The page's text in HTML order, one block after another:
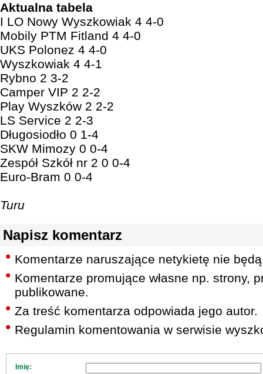
Aktualna tabela
I LO Nowy Wyszkowiak 4 4-0
Mobily PTM Fitland 4 4-0
UKS Polonez 4 4-0
Wyszkowiak 4 4-1
Rybno 2 3-2
Camper VIP 2 2-2
Play Wyszków 2 2-2
LS Service 2 2-3
Długosiodło 0 1-4
SKW Mimozy 0 0-4
Zespół Szkół nr 2 0 0-4
Euro-Bram 0 0-4
Turu
Napisz komentarz
Komentarze naruszające netykietę nie
Komentarze promujące własne np. strony,
publikowane.
Za treść komentarza odpowiada jego autor.
Regulamin komentowania w serwisie
Imię: